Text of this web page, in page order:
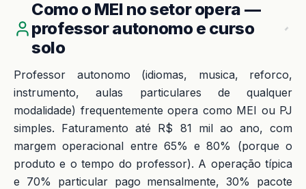
Como o MEI no setor opera —
professor autonomo e curso
solo
Professor autonomo (idiomas, musica, reforco,
instrumento, aulas particulares de qualquer
modalidade) frequentemente opera como MEI ou PJ
simples. Faturamento até R$ 81 mil ao ano, com
margem operacional entre 65% e 80% (porque o
produto e o tempo do professor). A operação típica
e 70% particular pago mensalmente, 30% pacote